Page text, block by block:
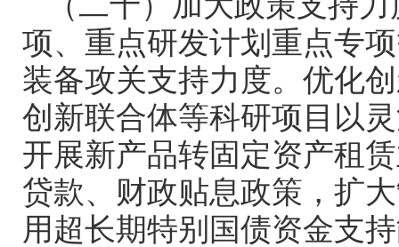
项、重点研发计划重点专
装备攻关支持力度。优化
创新联合体等科研项目以
开展新产品转固定资产租
贷款、财政贴息政策，扩
用超长期特别国债资金支